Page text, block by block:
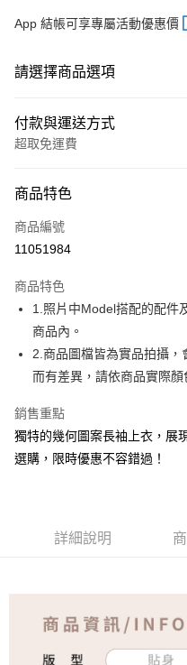
App 結帳可享專屬活動優惠價
請選擇商品選項
付款與運送方式
超取免運費
信用卡一次付款
超商取貨付款
運送方式
全家取貨付款
免運費
免運費
7-11取貨付款
商品特色
商品編號
11051984
商品特色
1.照片中Model搭配的配件
商品內。
2.商品圖檔皆為實品拍攝
而有差異，請依商品實際顏
銷售重點
獨特的幾何圖案長袖上衣，展
選購，限時優惠不容錯過！
詳細說明